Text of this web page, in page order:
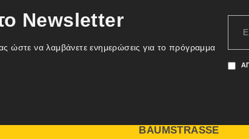
Newsletter
ώστε να λαμβάνετε ενημερώσεις για το πρόγραμμα
BAUMSTRASSE